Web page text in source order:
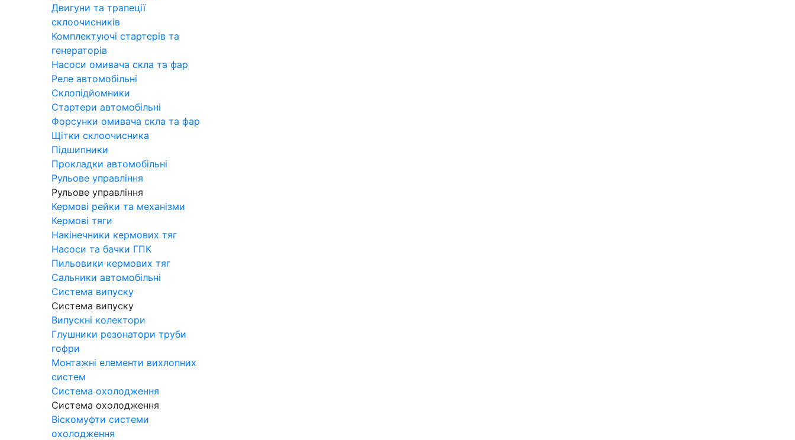
Двигуни та трапеції
склоочисників
Комплектуючі стартерів та
генераторів
Насоси омивача скла та фар
Реле автомобільні
Склопідйомники
Стартери автомобільні
Форсунки омивача скла та фар
Щітки склоочисника
Підшипники
Прокладки автомобільні
Рульове управління
Рульове управління
Кермові рейки та механізми
Кермові тяги
Накінечники кермових тяг
Насоси та бачки ГПК
Пильовики кермових тяг
Сальники автомобільні
Система випуску
Система випуску
Випускні колектори
Глушники резонатори труби
гофри
Монтажні елементи вихлопних
систем
Система охолодження
Система охолодження
Віскомуфти системи
охолодження